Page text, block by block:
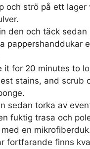
och strö på ett lager
den och täck
pappershanddukar
it for 20 minutes to
stains, and scrub
sedan torka av
fuktig trasa och
en
fortfarande finns